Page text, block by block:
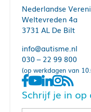
Nederlandse
Weltevreden 4a
3731 AL De Bilt
info@autisme.nl
030 – 22 99 800
(op werkdagen van
Schrijf je in op